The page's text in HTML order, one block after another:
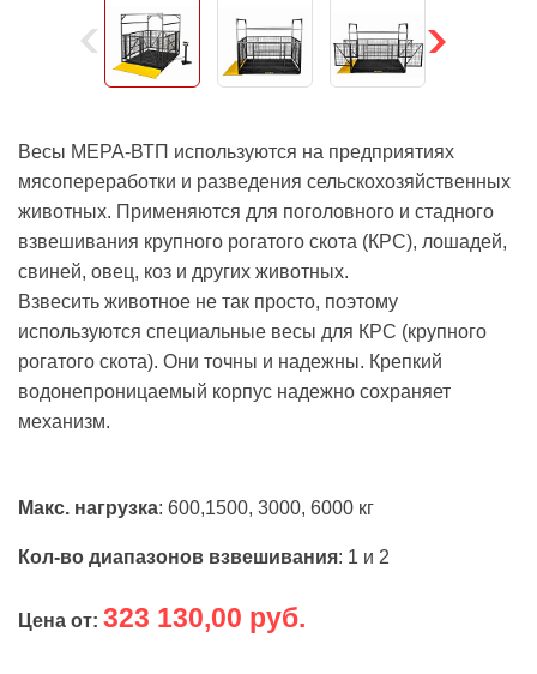
Весы МЕРА-ВТП используются на предприятиях
мясопереработки и разведения сельскохозяйственных
животных. Применяются для поголовного и стадного
взвешивания крупного рогатого скота (КРС), лошадей,
свиней, овец, коз и других животных.
Взвесить животное не так просто, поэтому
используются специальные весы для КРС (крупного
рогатого скота). Они точны и надежны. Крепкий
водонепроницаемый корпус надежно сохраняет
механизм.
Макс. нагрузка: 600,1500, 3000, 6000 кг
Кол-во диапазонов взвешивания: 1 и 2
Цена от: 323 130,00 руб.